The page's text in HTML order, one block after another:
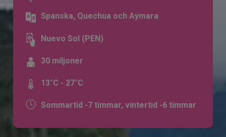
Spanska, Quechua och Aymara
Nuevo Sol (PEN)
30 miljoner
13°C - 27°C
Sommartid -7 timmar, vintertid -6 timmar